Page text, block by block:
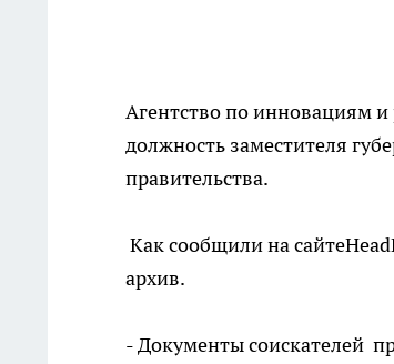
Агентство по инновациям
должность заместителя
правительства.
Как сообщили на
архив.
- Документы соискателей